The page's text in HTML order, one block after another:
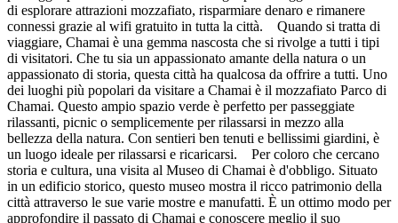
di esplorare attrazioni mozzafiato, risparmiare denaro e rimanere
connessi grazie al wifi gratuito in tutta la città. Quando si tratta di
viaggiare, Chamai è una gemma nascosta che si rivolge a tutti i tipi
di visitatori. Che tu sia un appassionato amante della natura o un
appassionato di storia, questa città ha qualcosa da offrire a tutti. Uno
dei luoghi più popolari da visitare a Chamai è il mozzafiato Parco di
Chamai. Questo ampio spazio verde è perfetto per passeggiate
rilassanti, picnic o semplicemente per rilassarsi in mezzo alla
bellezza della natura. Con sentieri ben tenuti e bellissimi giardini, è
un luogo ideale per rilassarsi e ricaricarsi. Per coloro che cercano
storia e cultura, una visita al Museo di Chamai è d'obbligo. Situato
in un edificio storico, questo museo mostra il ricco patrimonio della
città attraverso le sue varie mostre e manufatti. È un ottimo modo per
approfondire il passato di Chamai e conoscere meglio il suo